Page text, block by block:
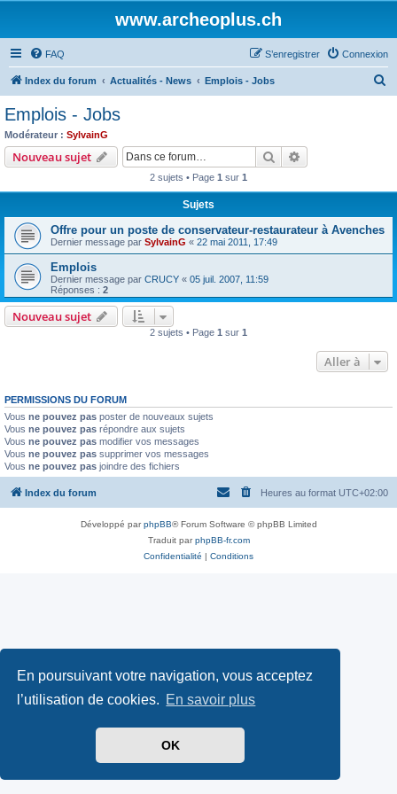
En poursuivant votre navigation, vous acceptez
l’utilisation de cookies. En savoir plus
OK
www.archeoplus.ch
FAQ Connexion
S’enregistrer
Index du forum Actualités - News Emplois - Jobs
Emplois - Jobs
Modérateur : SylvainG
Nouveau sujet Rechercher
2 sujets • Page 1 sur 1
Sujets
Offre pour un poste de conservateur-restaurateur à Avenches
Dernier message par SylvainG « 22 mai 2011, 17:49
Emplois
Dernier message par CRUCY « 05 juil. 2007, 11:59
Réponses : 2
Nouveau sujet
2 sujets • Page 1 sur 1
Aller à
PERMISSIONS DU FORUM
Vous ne pouvez pas poster de nouveaux sujets
Vous ne pouvez pas répondre aux sujets
Vous ne pouvez pas modifier vos messages
Vous ne pouvez pas supprimer vos messages
Vous ne pouvez pas joindre des fichiers
Index du forum Heures au format UTC+02:00
Développé parphpBB® Forum Software © phpBB Limited
Traduit parphpBB-fr.com
Confidentialité | Conditions